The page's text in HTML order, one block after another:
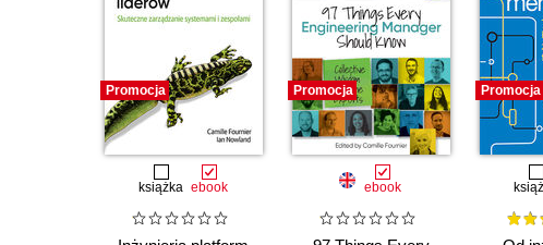
Promocja
książka ebook
Promocja
ebook
Promocja